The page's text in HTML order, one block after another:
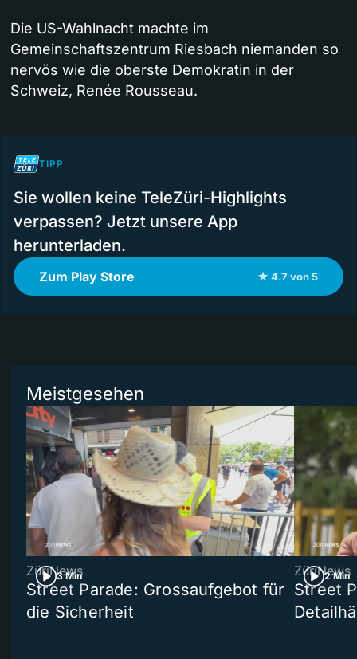
Die US-Wahlnacht machte im
Gemeinschaftszentrum Riesbach niemanden so
nervös wie die oberste Demokratin in der
Schweiz, Renée Rousseau.
TIPP
Sie wollen keine TeleZüri-Highlights
verpassen? Jetzt unsere App
herunterladen.
Zum Play Store ★ 4.7 von 5
Meistgesehen
3 Min
ZüriNews
Street Parade: Grossaufgebot für
die Sicherheit
2 Min
ZüriNews
Street